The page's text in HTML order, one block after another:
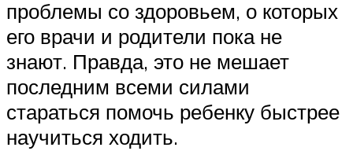
проблемы со здоровьем, о которых
его врачи и родители пока не
знают. Правда, это не мешает
последним всеми силами
стараться помочь ребенку быстрее
научиться ходить.